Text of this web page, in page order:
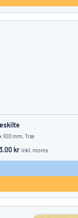
100 mm, Træ
kr inkl. moms